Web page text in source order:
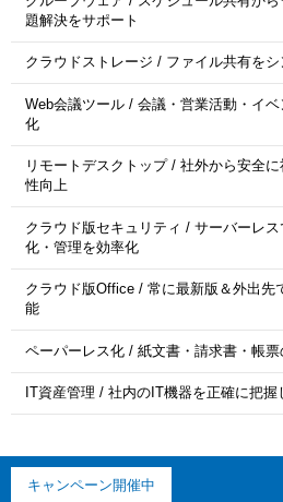
題解決をサポート
クラウドストレージ / ファイル共有を
Web会議ツール / 会議・営業活動・イ
化
リモートデスクトップ / 社外から安全
性向上
クラウド版セキュリティ / サーバーレ
化・管理を効率化
クラウド版Office / 常に最新版＆外出先
能
ペーパーレス化 / 紙文書・請求書・帳
IT資産管理 / 社内のIT機器を正確に把
キャンペーン開催中